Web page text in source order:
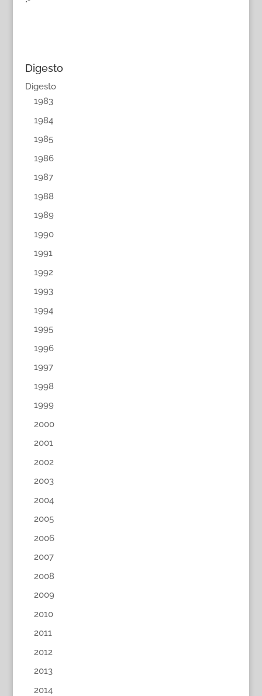
Digesto
Digesto
1983
1984
1985
1986
1987
1988
1989
1990
1991
1992
1993
1994
1995
1996
1997
1998
1999
2000
2001
2002
2003
2004
2005
2006
2007
2008
2009
2010
2011
2012
2013
2014